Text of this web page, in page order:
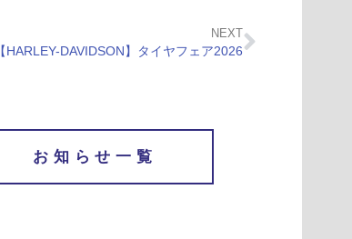
NEXT
【HARLEY-DAVIDSON】タイヤフェア2026
お知らせ一覧